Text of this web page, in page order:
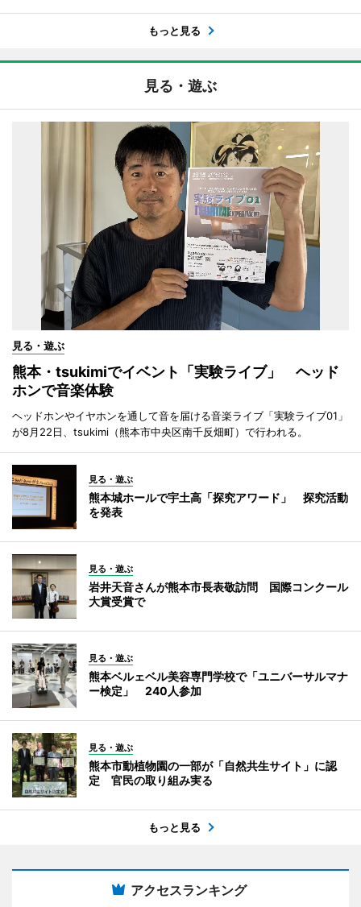
もっと見る
見る・遊ぶ
見る・遊ぶ
熊本・tsukimiでイベント「実験ライブ」 ヘッド
ホンで音楽体験
ヘッドホンやイヤホンを通して音を届ける音楽ライブ「実験ライブ01」
が8月22日、tsukimi（熊本市中央区南千反畑町）で行われる。
見る・遊ぶ
熊本城ホールで宇土高「探究アワード」 探究活動
を発表
見る・遊ぶ
岩井天音さんが熊本市長表敬訪問 国際コンクール
大賞受賞で
見る・遊ぶ
熊本ベルェベル美容専門学校で「ユニバーサルマナ
ー検定」 240人参加
見る・遊ぶ
熊本市動植物園の一部が「自然共生サイト」に認
定 官民の取り組み実る
もっと見る
アクセスランキング